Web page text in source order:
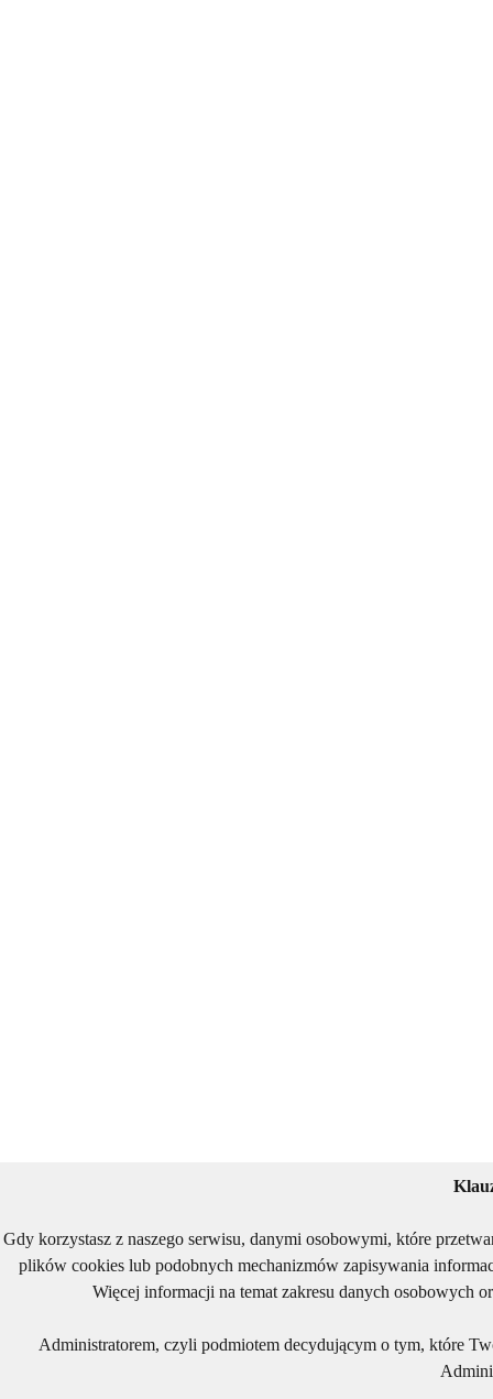
Gdy korzystasz z naszego serwisu, danymi osobowymi, które
plików cookies lub podobnych mechanizmów zapisywania
Więcej informacji na temat zakresu danych osobowych
Administratorem, czyli podmiotem decydującym o tym, które